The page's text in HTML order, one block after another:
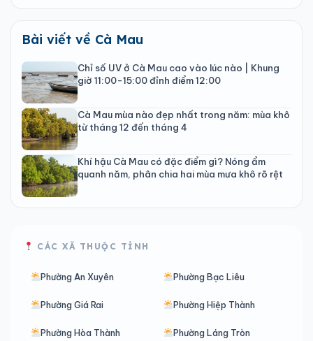
Bài viết về Cà Mau
Chỉ số UV ở Cà Mau cao vào lúc nào | Khung
giờ 11:00-15:00 đỉnh điểm 12:00
Cà Mau mùa nào đẹp nhất trong năm: mùa khô
từ tháng 12 đến tháng 4
Khí hậu Cà Mau có đặc điểm gì? Nóng ẩm
quanh năm, phân chia hai mùa mưa khô rõ rệt
CÁC XÃ THUỘC TỈNH
Phường An Xuyên Phường Bạc Liêu
Phường Giá Rai Phường Hiệp Thành
Phường Hòa Thành Phường Láng Tròn